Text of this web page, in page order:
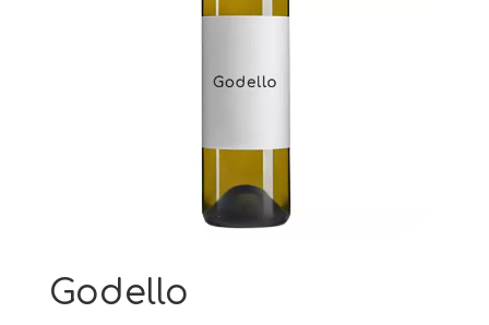
Godello